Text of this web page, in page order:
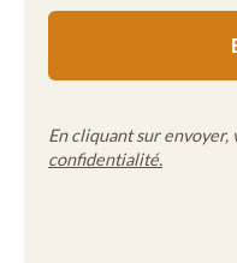
En cliquant sur envoyer,
confidentialité.